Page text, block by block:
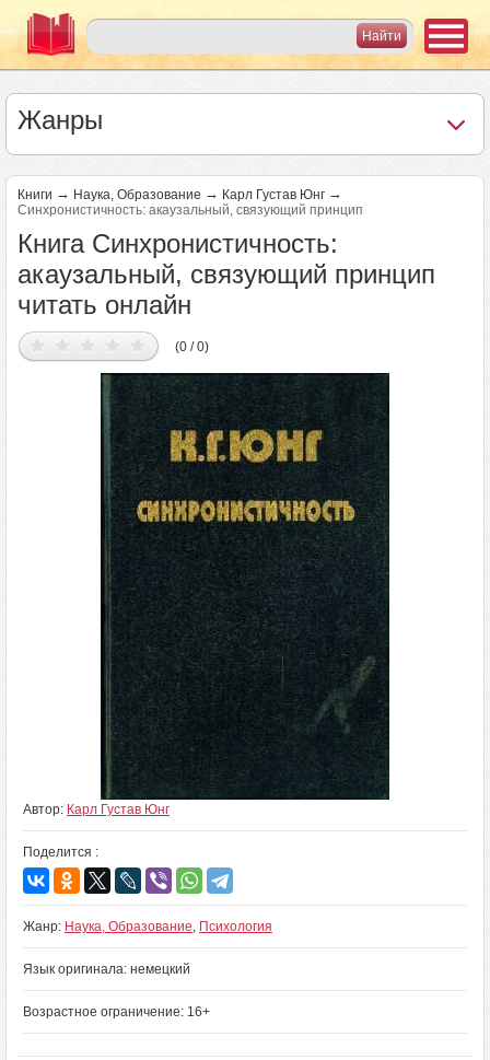
Жанры
Книги → Наука, Образование → Карл Густав Юнг →
Синхронистичность: акаузальный, связующий принцип
Книга Синхронистичность:
акаузальный, связующий принцип
читать онлайн
(0 / 0)
Автор: Карл Густав Юнг
Поделится :
Жанр: Наука, Образование, Психология
Язык оригинала: немецкий
Возрастное ограничение: 16+